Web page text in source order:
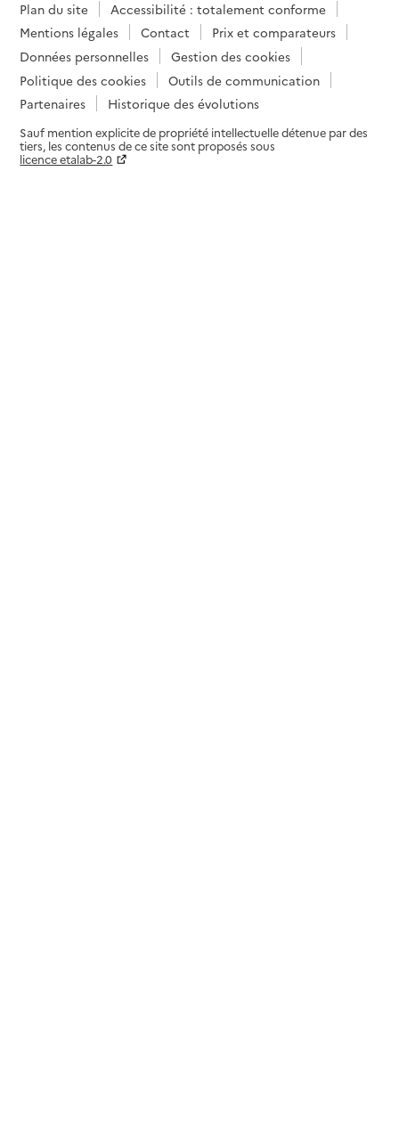
Plan du site
Accessibilité : totalement conforme
Mentions légales
Contact
Prix et comparateurs
Données personnelles
Gestion des cookies
Politique des cookies
Outils de communication
Partenaires
Historique des évolutions
Sauf mention explicite de propriété intellectuelle détenue par des
tiers, les contenus de ce site sont proposés sous
licence etalab-2.0